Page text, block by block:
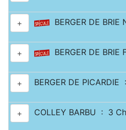
+ BERGER DE
+ BERGER DE
+ BERGER DE
+ COLLEY BARBU : 3